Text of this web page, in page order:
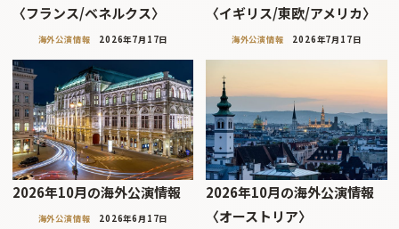
〈フランス/ベネルクス〉
海外公演情報 2026年7月17日
〈イギリス/東欧/アメリカ〉
海外公演情報 2026年7月17日
2026年10月の海外公演情報
海外公演情報 2026年6月17日
2026年10月の海外公演情報
〈オーストリア〉